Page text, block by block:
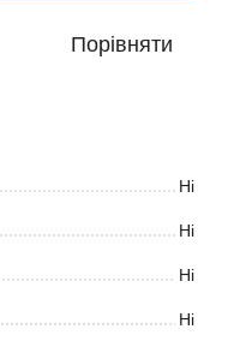
Порівняти
Ні
Ні
Ні
Ні